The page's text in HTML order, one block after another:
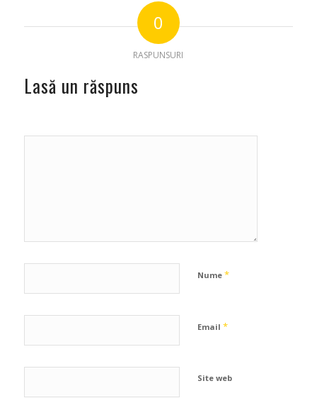
0
RASPUNSURI
Lasă un răspuns
Nume *
Email *
Site web